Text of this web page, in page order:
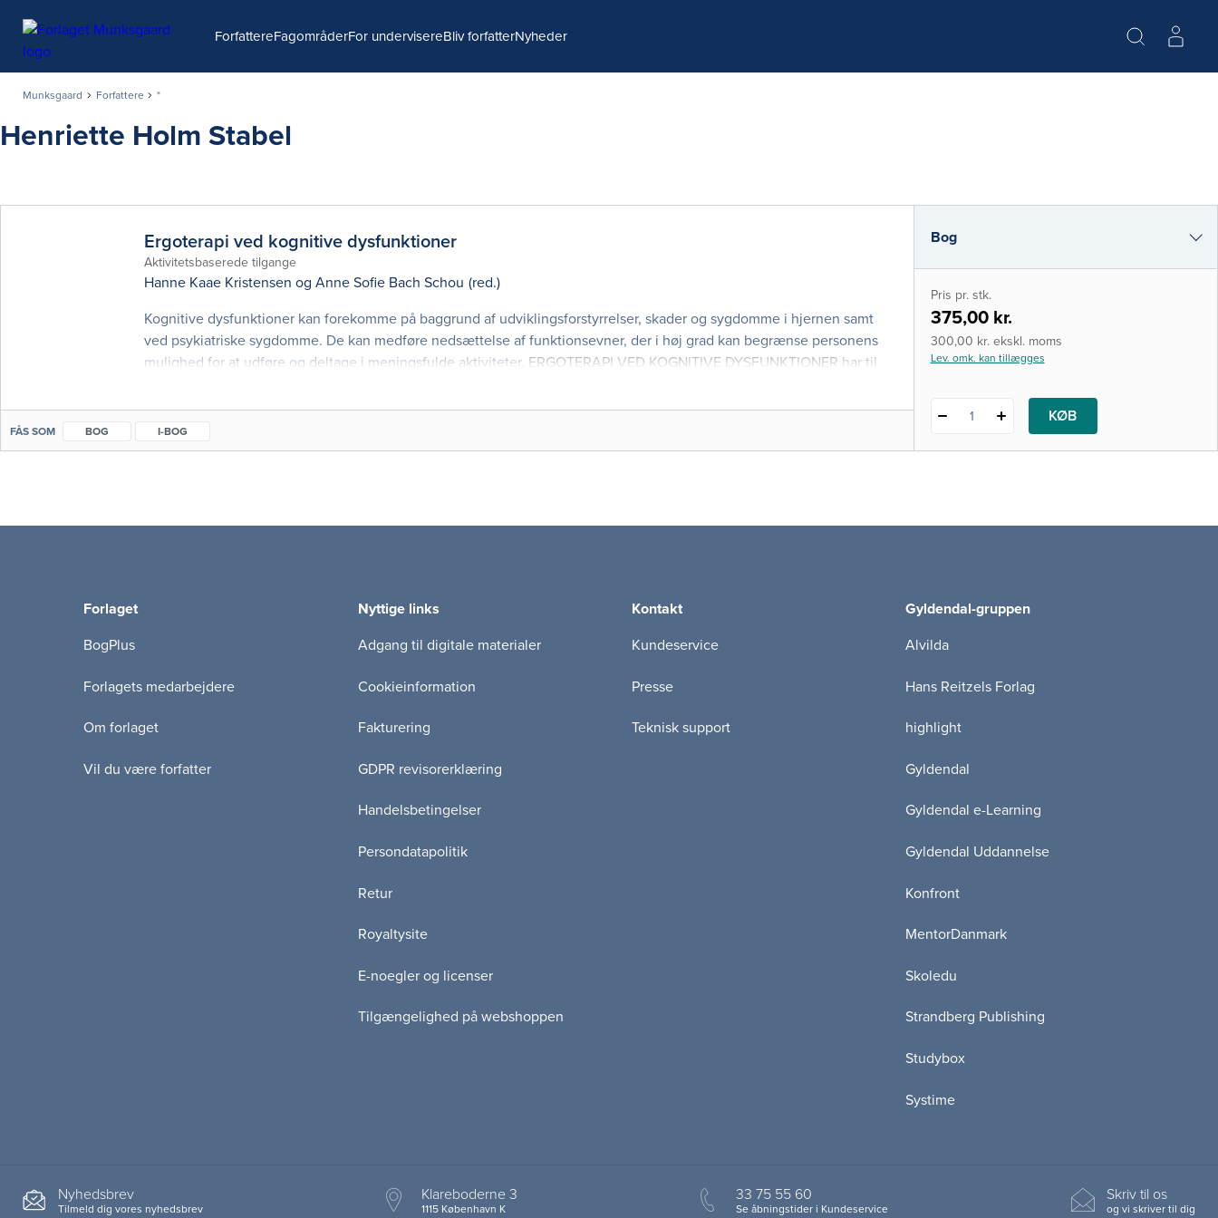
ForfattereFagområderFor undervisereBliv forfatterNyheder
Munksgaard Forfattere *
Henriette Holm Stabel
Ergoterapi ved kognitive dysfunktioner
Aktivitetsbaserede tilgange
Hanne Kaae Kristensen og Anne Sofie Bach Schou (red.)
Kognitive dysfunktioner kan forekomme på baggrund af udviklingsforstyrrelser, skader og sygdomme i hjernen samt
ved psykiatriske sygdomme. De kan medføre nedsættelse af funktionsevner, der i høj grad kan begrænse personens
mulighed for at udføre og deltage i meningsfulde aktiviteter. ERGOTERAPI VED KOGNITIVE DYSFUNKTIONER har til
FÅS SOM BOG I-BOG
Bog
i-bog
Pris pr. stk.
375,00 kr.
300,00 kr. ekskl. moms
Lev. omk. kan tillægges
1 KØB
Forlaget
BogPlus
Forlagets medarbejdere
Om forlaget
Vil du være forfatter
Nyttige links
Adgang til digitale materialer
Cookieinformation
Fakturering
GDPR revisorerklæring
Handelsbetingelser
Persondatapolitik
Retur
Royaltysite
E-noegler og licenser
Tilgængelighed på webshoppen
Kontakt
Kundeservice
Presse
Teknisk support
Gyldendal-gruppen
Alvilda
Hans Reitzels Forlag
highlight
Gyldendal
Gyldendal e-Learning
Gyldendal Uddannelse
Konfront
MentorDanmark
Skoledu
Strandberg Publishing
Studybox
Systime
Nyhedsbrev
Tilmeld dig vores nyhedsbrev
Klareboderne 3
1115 København K
33 75 55 60
Se åbningstider i Kundeservice
Skriv til os
og vi skriver til dig